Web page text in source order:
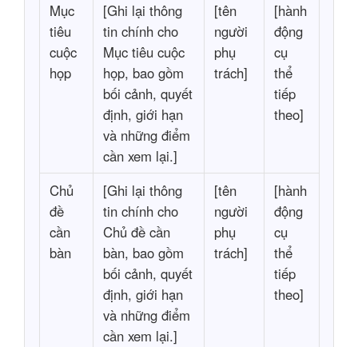
Mục
tiêu
cuộc
họp
[Ghi lại thông
tin chính cho
Mục tiêu cuộc
họp, bao gồm
bối cảnh, quyết
định, giới hạn
và những điểm
cần xem lại.]
[tên
người
phụ
trách]
[hành
động
cụ
thể
tiếp
theo]
Chủ
đề
cần
bàn
[Ghi lại thông
tin chính cho
Chủ đề cần
bàn, bao gồm
bối cảnh, quyết
định, giới hạn
và những điểm
cần xem lại.]
[tên
người
phụ
trách]
[hành
động
cụ
thể
tiếp
theo]